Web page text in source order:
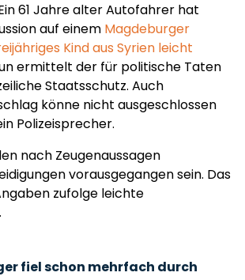
61 Jahre alter Autofahrer hat
auf einem Magdeburger
Kind aus Syrien leicht
ermittelt der für politische Taten
Staatsschutz. Auch
könne nicht ausgeschlossen
Polizeisprecher.
nach Zeugenaussagen
vorausgegangen sein. Das
zufolge leichte
fiel schon mehrfach durch